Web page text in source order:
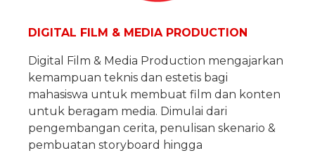
DIGITAL FILM & MEDIA PRODUCTION
Digital Film & Media Production mengajarkan
kemampuan teknis dan estetis bagi
mahasiswa untuk membuat film dan konten
untuk beragam media. Dimulai dari
pengembangan cerita, penulisan skenario &
pembuatan storyboard hingga